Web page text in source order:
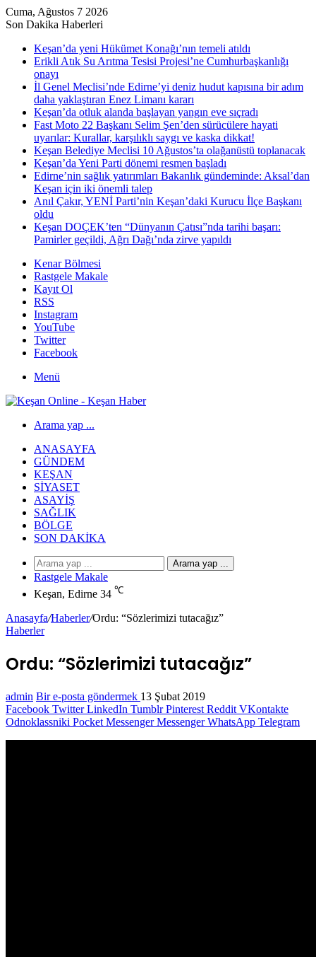
Cuma, Ağustos 7 2026
Son Dakika Haberleri
Keşan’da yeni Hükümet Konağı’nın temeli atıldı
Erikli Atık Su Arıtma Tesisi Projesi’ne Cumhurbaşkanlığı
onayı
İl Genel Meclisi’nde Edirne’yi deniz hudut kapısına bir adım
daha yaklaştıran Enez Limanı kararı
Keşan’da otluk alanda başlayan yangın eve sıçradı
Fast Moto 22 Başkanı Selim Şen’den sürücülere hayati
uyarılar: Kurallar, karşılıklı saygı ve kaska dikkat!
Keşan Belediye Meclisi 10 Ağustos’ta olağanüstü toplanacak
Keşan’da Yeni Parti dönemi resmen başladı
Edirne’nin sağlık yatırımları Bakanlık gündeminde: Aksal’dan
Keşan için iki önemli talep
Anıl Çakır, YENİ Parti’nin Keşan’daki Kurucu İlçe Başkanı
oldu
Keşan DOÇEK’ten “Dünyanın Çatısı”nda tarihi başarı:
Pamirler geçildi, Ağrı Dağı’nda zirve yapıldı
Kenar Bölmesi
Rastgele Makale
Kayıt Ol
RSS
Instagram
YouTube
Twitter
Facebook
Menü
Arama yap ...
ANASAYFA
GÜNDEM
KEŞAN
SIYASET
ASAYIŞ
SAĞLIK
BÖLGE
SON DAKIKA
Arama yap ...
Rastgele Makale
Keşan, Edirne 34 ℃
Anasayfa/Haberler/Ordu: “Sözlerimizi tutacağız”
Haberler
Ordu: “Sözlerimizi tutacağız”
admin Bir e-posta göndermek 13 Şubat 2019
Facebook Twitter LinkedIn Tumblr Pinterest Reddit VKontakte
Odnoklassniki Pocket Messenger Messenger WhatsApp Telegram